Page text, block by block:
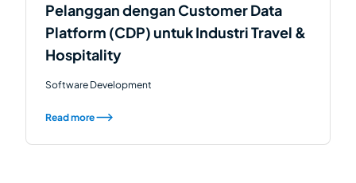
Pelanggan dengan Customer Data
Platform (CDP) untuk Industri Travel &
Hospitality
Software Development
Read more